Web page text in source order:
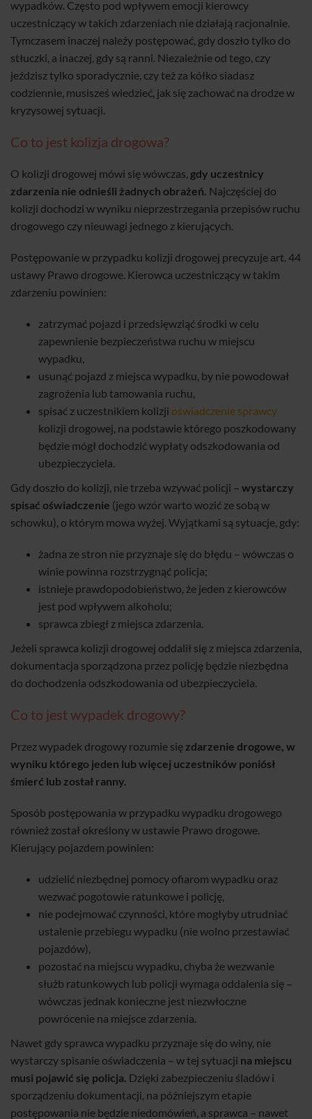
wypadków. Często pod wpływem emocji kierowcy
uczestniczący w takich zdarzeniach nie działają racjonalnie.
Tymczasem inaczej należy postępować, gdy doszło tylko do
stłuczki, a inaczej, gdy są ranni. Niezależnie od tego, czy
jeździsz tylko sporadycznie, czy też za kółko siadasz
codziennie, musisześ wiedzieć, jak się zachować na drodze w
kryzysowej sytuacji.
Co to jest kolizja drogowa?
O kolizji drogowej mówi się wówczas, gdy uczestnicy
zdarzenia nie odnieśli żadnych obrażeń. Najczęściej do
kolizji dochodzi w wyniku nieprzestrzegania przepisów ruchu
drogowego czy nieuwagi jednego z kierujących.
Postępowanie w przypadku kolizji drogowej precyzuje art. 44
ustawy Prawo drogowe. Kierowca uczestniczący w takim
zdarzeniu powinien:
zatrzymać pojazd i przedsięwziąć środki w celu
zapewnienie bezpieczeństwa ruchu w miejscu
wypadku,
usunąć pojazd z miejsca wypadku, by nie powodował
zagrożenia lub tamowania ruchu,
spisać z uczestnikiem kolizji oświadczenie sprawcy
kolizji drogowej, na podstawie którego poszkodowany
będzie mógł dochodzić wypłaty odszkodowania od
ubezpieczyciela.
Gdy doszło do kolizji, nie trzeba wzywać policji – wystarczy
spisać oświadczenie (jego wzór warto wozić ze sobą w
schowku), o którym mowa wyżej. Wyjątkami są sytuacje, gdy:
żadna ze stron nie przyznaje się do błędu – wówczas o
winie powinna rozstrzygnąć policja;
istnieje prawdopodobieństwo, że jeden z kierowców
jest pod wpływem alkoholu;
sprawca zbiegł z miejsca zdarzenia.
Jeżeli sprawca kolizji drogowej oddalił się z miejsca zdarzenia,
dokumentacja sporządzona przez policję będzie niezbędna
do dochodzenia odszkodowania od ubezpieczyciela.
Co to jest wypadek drogowy?
Przez wypadek drogowy rozumie się zdarzenie drogowe, w
wyniku którego jeden lub więcej uczestników poniósł
śmierć lub został ranny.
Sposób postępowania w przypadku wypadku drogowego
również został określony w ustawie Prawo drogowe.
Kierujący pojazdem powinien:
udzielić niezbędnej pomocy ofiarom wypadku oraz
wezwać pogotowie ratunkowe i policję,
nie podejmować czynności, które mogłyby utrudniać
ustalenie przebiegu wypadku (nie wolno przestawiać
pojazdów),
pozostać na miejscu wypadku, chyba że wezwanie
służb ratunkowych lub policji wymaga oddalenia się –
wówczas jednak konieczne jest niezwłoczne
powrócenie na miejsce zdarzenia.
Nawet gdy sprawca wypadku przyznaje się do winy, nie
wystarczy spisanie oświadczenia – w tej sytuacji na miejscu
musi pojawić się policja. Dzięki zabezpieczeniu śladów i
sporządzeniu dokumentacji, na późniejszym etapie
postępowania nie będzie niedomówień, a sprawca – nawet